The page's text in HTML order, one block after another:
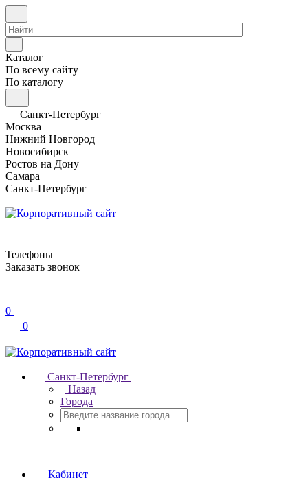
Каталог
По всему сайту
По каталогу
Санкт-Петербург
Москва
Нижний Новгород
Новосибирск
Ростов на Дону
Самара
Санкт-Петербург
Телефоны
Заказать звонок
0
0
Санкт-Петербург
Назад
Города
Кабинет